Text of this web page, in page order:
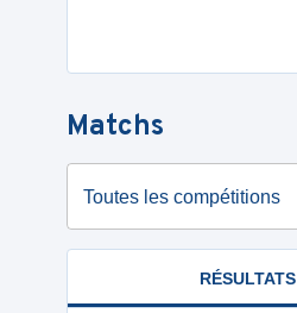
Matchs
Toutes les compétitions
RÉSULTATS